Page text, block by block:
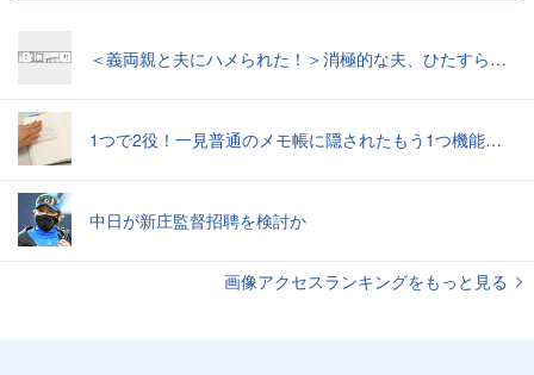
＜義両親と夫にハメられた！＞消極的な夫、ひたすら「NO！」精神的に追い詰められ涙【第3話まんが】
1つで2役！一見普通のメモ帳に隠されたもう1つ機能とは
中日が新庄監督招聘を検討か
画像アクセスランキングをもっと見る